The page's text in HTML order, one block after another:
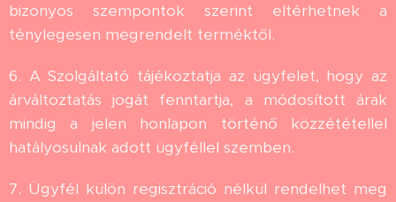
bizonyos szempontok szerint eltérhetnek a
ténylegesen megrendelt terméktől.
6. A Szolgáltató tájékoztatja az ügyfelet, hogy az
árváltoztatás jogát fenntartja, a módosított árak
mindig a jelen honlapon történő közzététellel
hatályosulnak adott ügyféllel szemben.
7. Ügyfél külön regisztráció nélkül rendelhet meg